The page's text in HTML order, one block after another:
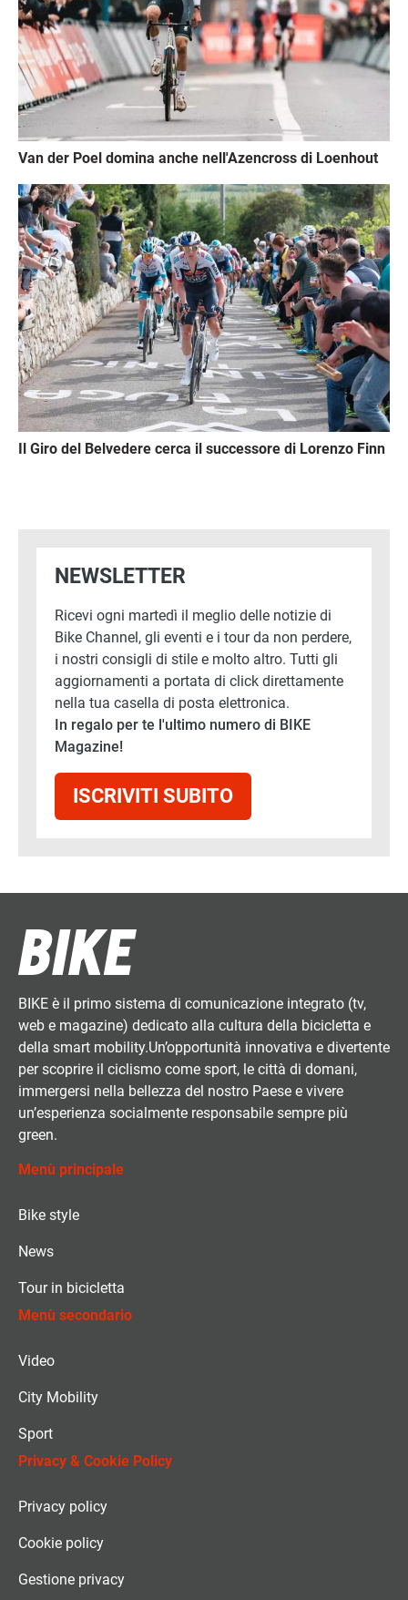
Van der Poel domina anche nell'Azencross di Loenhout
Immagine
Il Giro del Belvedere cerca il successore di Lorenzo Finn
NEWSLETTER
Ricevi ogni martedì il meglio delle notizie di
Bike Channel, gli eventi e i tour da non perdere,
i nostri consigli di stile e molto altro. Tutti gli
aggiornamenti a portata di click direttamente
nella tua casella di posta elettronica.
In regalo per te l'ultimo numero di BIKE
Magazine!
ISCRIVITI SUBITO
BIKE è il primo sistema di comunicazione integrato (tv,
web e magazine) dedicato alla cultura della bicicletta e
della smart mobility.Un’opportunità innovativa e divertente
per scoprire il ciclismo come sport, le città di domani,
immergersi nella bellezza del nostro Paese e vivere
un’esperienza socialmente responsabile sempre più
green.
Menù principale
Bike style
News
Tour in bicicletta
Menù secondario
Video
City Mobility
Sport
Privacy & Cookie Policy
Privacy policy
Cookie policy
Gestione privacy